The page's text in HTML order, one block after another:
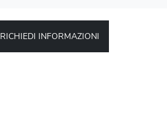
RICHIEDI INFORMAZIONI